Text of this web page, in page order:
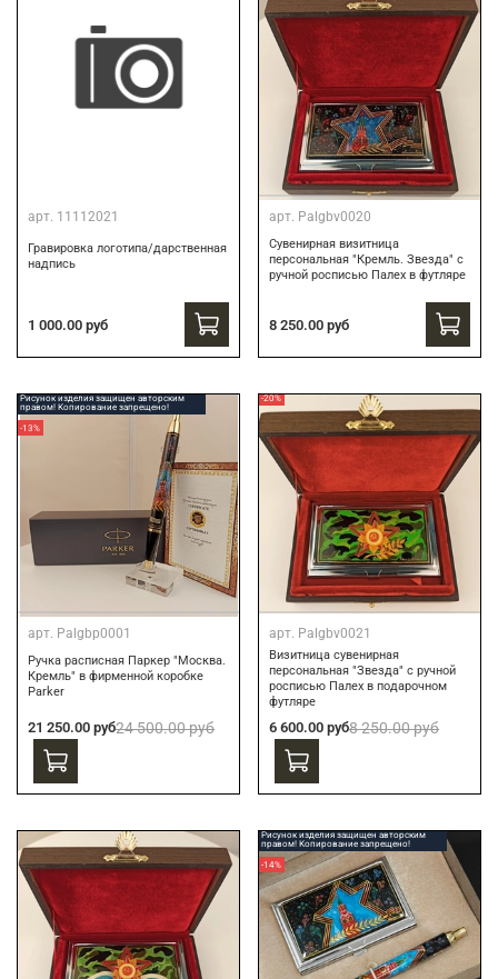
арт. 11112021
Гравировка логотипа/дарственная
надпись
1 000.00 руб
арт. Palgbv0020
Сувенирная визитница
персональная "Кремль. Звезда" с
ручной росписью Палех в футляре
8 250.00 руб
Рисунок изделия защищен авторским
правом! Копирование запрещено!
-13%
арт. Palgbp0001
Ручка расписная Паркер "Москва.
Кремль" в фирменной коробке
Parker
21 250.00 руб24 500.00 руб
-20%
арт. Palgbv0021
Визитница сувенирная
персональная "Звезда" с ручной
росписью Палех в подарочном
футляре
6 600.00 руб8 250.00 руб
Рисунок изделия защищен авторским
правом! Копирование запрещено!
-14%